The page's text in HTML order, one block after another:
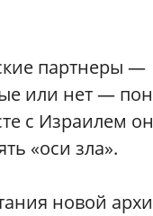
партнеры —
или нет —
с Израилем
«оси зла».
новой